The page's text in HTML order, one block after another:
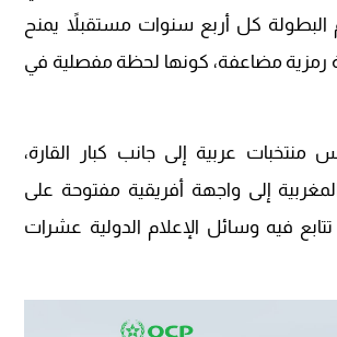
البطولة كل أربع سنوات مستقبلاً يمنح
رمزية مضاعفة، كونها لحظة مفصلية في
عربية إلى جانب كبار القارة،
إلى واجهة أفريقية مفتوحة على
فيه وسائل الإعلام الدولية عشرات